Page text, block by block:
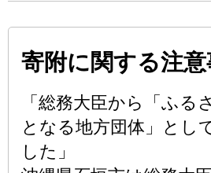
寄附に関する注
「総務大臣から「ふる
となる地方団体」とし
した」